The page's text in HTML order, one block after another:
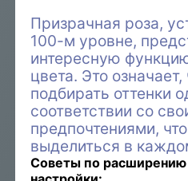
Призрачная роза,
100-м уровне,
интересную
цвета. Это
подбирать оттенки
соответствии со
предпочтениями,
выделиться в
Советы по